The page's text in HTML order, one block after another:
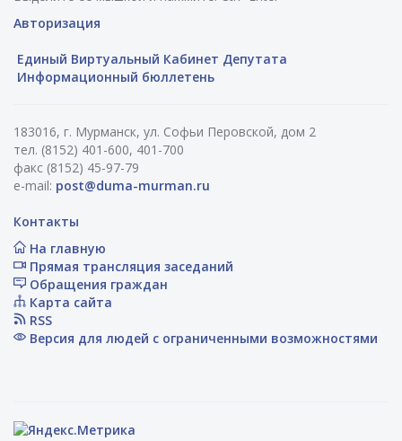
Авторизация
Единый Виртуальный Кабинет Депутата
Информационный бюллетень
183016, г. Мурманск, ул. Софьи Перовской, дом 2
тел. (8152) 401-600, 401-700
факс (8152) 45-97-79
e-mail: post@duma-murman.ru
Контакты
На главную
Прямая трансляция заседаний
Обращения граждан
Карта сайта
RSS
Версия для людей с ограниченными возможностями